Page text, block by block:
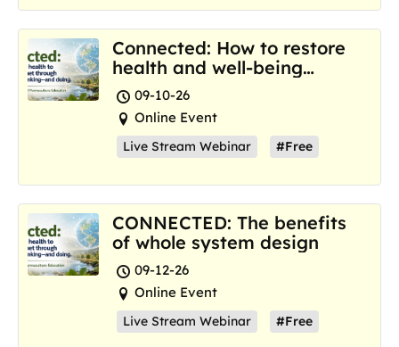
Connected: How to restore
health and well-being
where we are now
09-10-26
Online Event
Live Stream Webinar #Free
CONNECTED: The benefits
of whole system design
09-12-26
Online Event
Live Stream Webinar #Free